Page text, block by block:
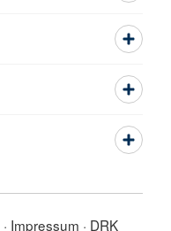
Impressum DRK